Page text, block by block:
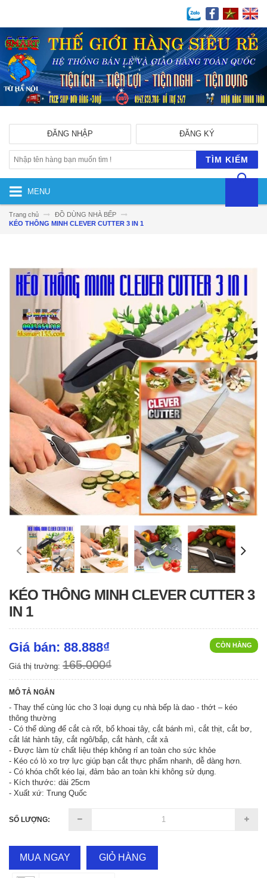
ĐĂNG KÝ
ĐĂNG NHẬP
TÌM KIẾM
MENU
Trang chủ
ĐỒ DÙNG NHÀ BẾP
KÉO THÔNG MINH CLEVER CUTTER 3 IN 1
KÉO THÔNG MINH CLEVER CUTTER 3
IN 1
CÒN HÀNG
Giá bán: 88.888₫
Giá thị trường: 165.000₫
MÔ TẢ NGẮN
- Thay thế cùng lúc cho 3 loại dụng cụ nhà bếp là dao - thớt – kéo
thông thường
- Có thể dùng để cắt cà rốt, bổ khoai tây, cắt bánh mì, cắt thịt, cắt bơ,
cắt lát hành tây, cắt ngô/bắp, cắt hành, cắt xả
- Được làm từ chất liệu thép không rỉ an toàn cho sức khỏe
- Kéo có lò xo trợ lực giúp bạn cắt thực phẩm nhanh, dễ dàng hơn.
- Có khóa chốt kéo lại, đảm bảo an toàn khi không sử dụng.
- Kích thước: dài 25cm
- Xuất xứ: Trung Quốc
SỐ LƯỢNG:
MUA NGAY GIỎ HÀNG